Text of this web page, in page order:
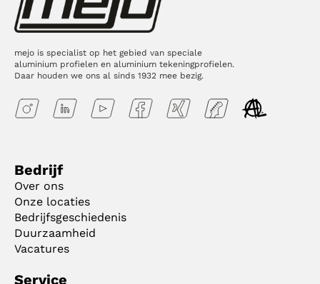
mejo is specialist op het gebied van speciale
aluminium profielen en aluminium tekeningprofielen.
Daar houden we ons al sinds 1932 mee bezig.
Bedrijf
Over ons
Onze locaties
Bedrijfsgeschiedenis
Duurzaamheid
Vacatures
Service